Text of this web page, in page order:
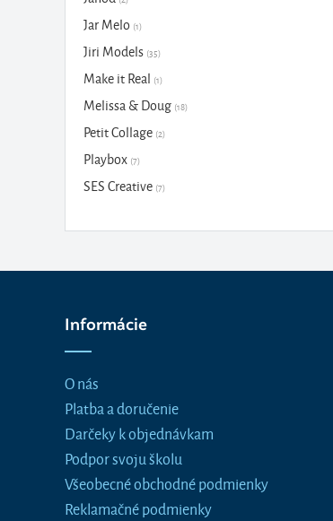
Jar Melo (1)
Jiri Models (35)
Make it Real (1)
Melissa & Doug (18)
Petit Collage (2)
Playbox (7)
SES Creative (7)
Tookyland (1)
Informácie
O nás
Platba a doručenie
Darčeky k objednávkam
Podpor svoju školu
Všeobecné obchodné podmienky
Reklamačné podmienky